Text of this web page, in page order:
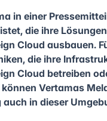
in einer
die ihre
Cloud ausbauen.
die ihre
Cloud betreiben
Vertamas
in dieser